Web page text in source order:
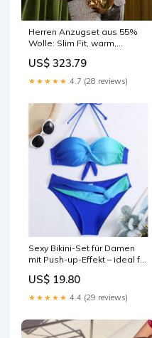
Herren Anzugset aus 55%
Wolle: Slim Fit, warm,
& Business. Damen
US$ 323.79
★★★★★ 4.7 (28 reviews)
Sexy Bikini-Set für Damen
mit Push-up-Effekt – ideal für
US$ 19.80
★★★★★ 4.4 (29 reviews)